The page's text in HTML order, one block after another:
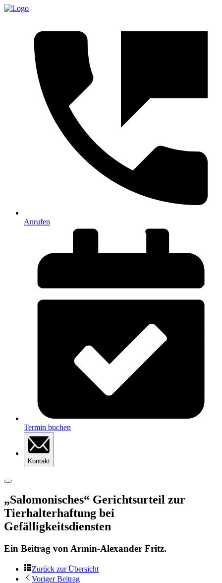
Anrufen
Termin buchen
Kontakt
„Salomonisches“ Gerichtsurteil zur
Tierhalterhaftung bei
Gefälligkeitsdiensten
Ein Beitrag von Armin-Alexander Fritz.
Zurück zur Übersicht
Voriger Beitrag